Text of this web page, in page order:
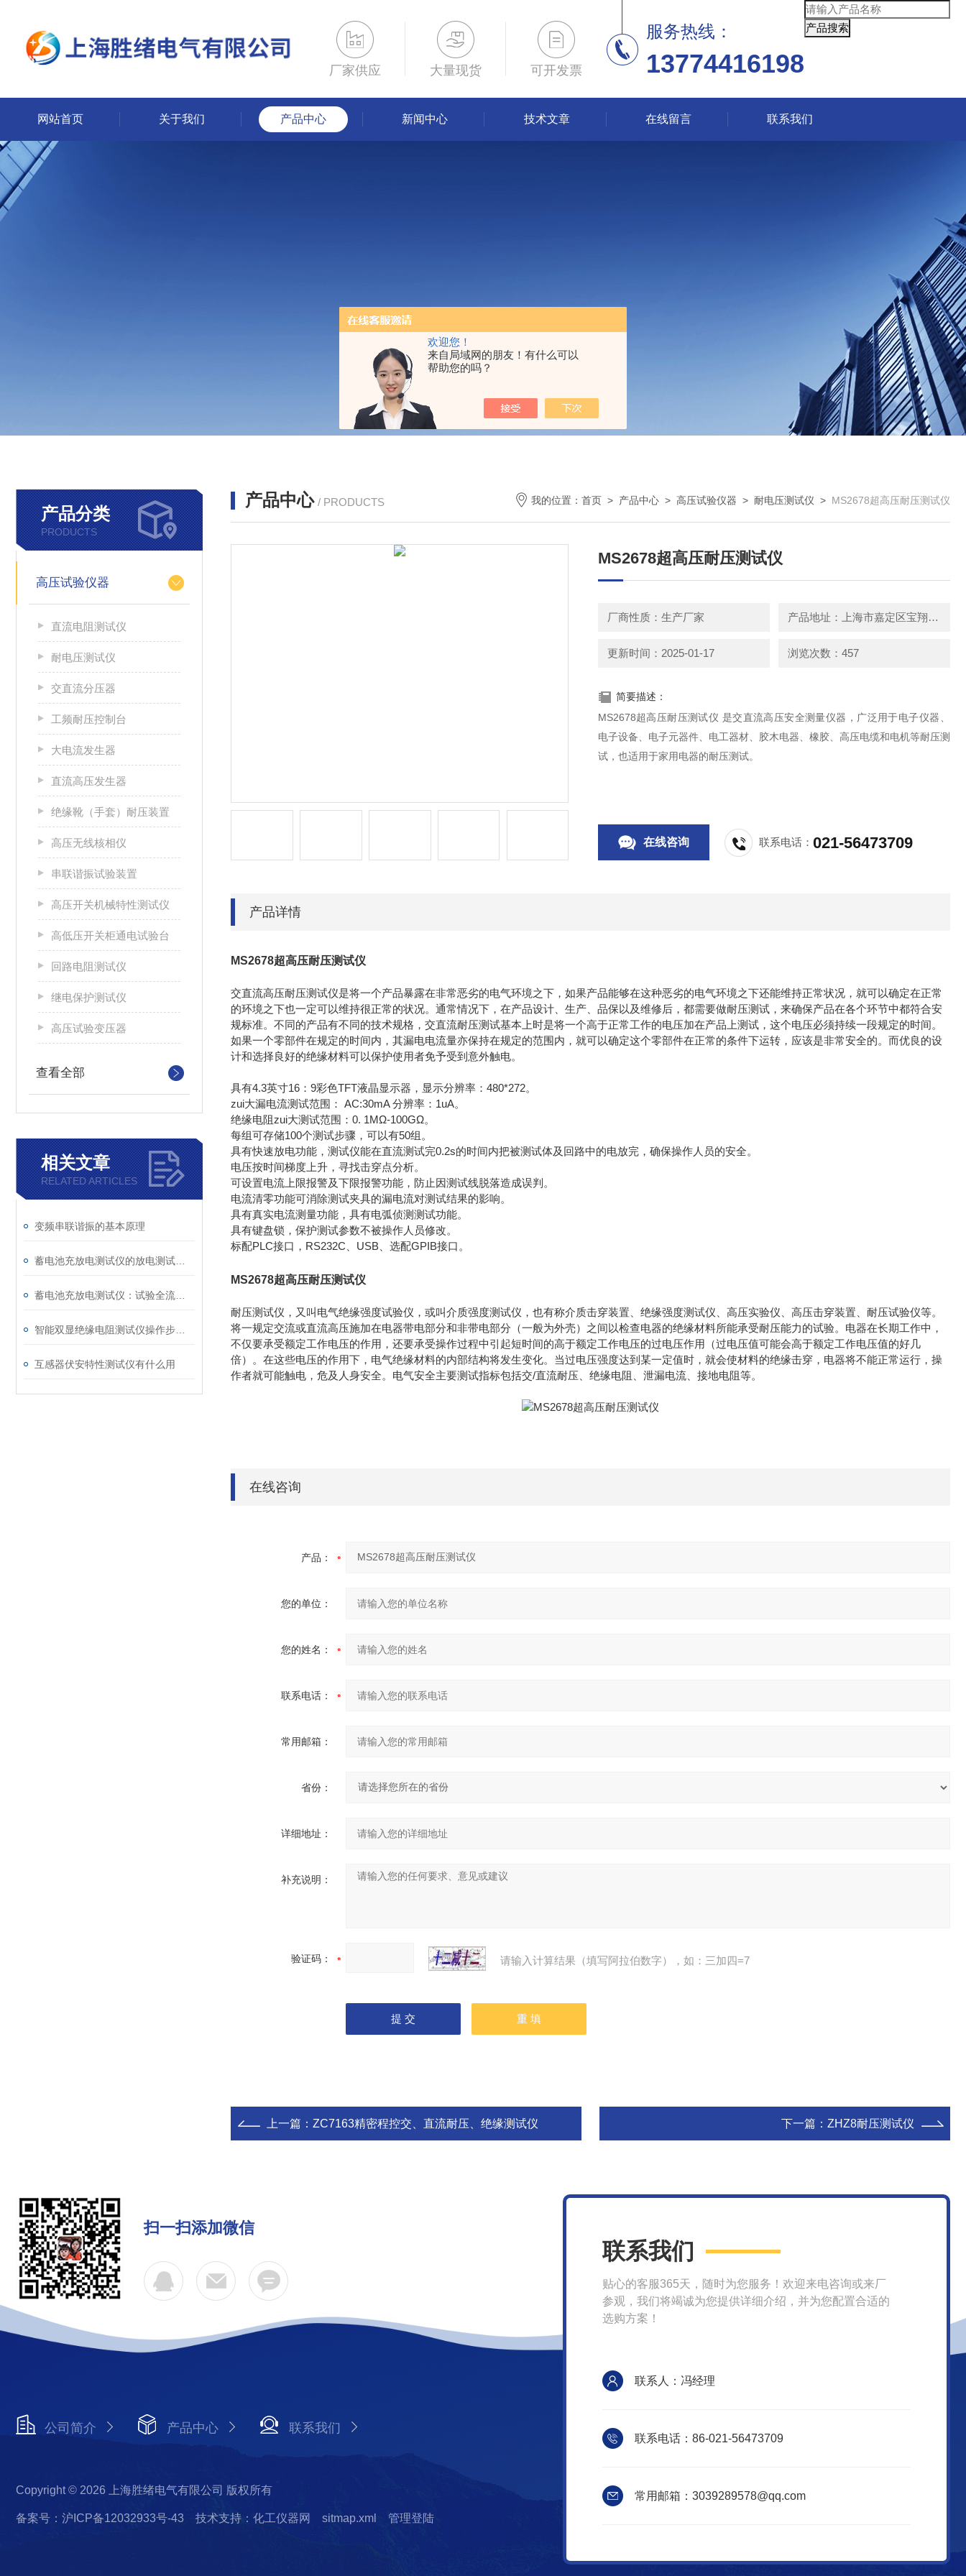
欢迎您！
来自局域网的朋友！有什么可以
帮助您的吗？
厂家供应 大量现货 可开发票
服务热线：
13774416198
网站首页 关于我们 产品中心 新闻中心 技术文章 在线留言 联系我们
产品分类
PRODUCTS
高压试验仪器
直流电阻测试仪
耐电压测试仪
交直流分压器
工频耐压控制台
大电流发生器
直流高压发生器
绝缘靴（手套）耐压装置
高压无线核相仪
串联谐振试验装置
高压开关机械特性测试仪
高低压开关柜通电试验台
回路电阻测试仪
继电保护测试仪
高压试验变压器
查看全部
相关文章
RELATED ARTICLES
变频串联谐振的基本原理
互感器伏安特性测试仪有什么用
产品中心 / PRODUCTS 我的位置： 首页 > 产品中心 > 高压试验仪器 > 耐电压测试仪 > MS2678超高压耐压测试仪
MS2678超高压耐压测试仪
厂商性质：生产厂家 产品地址：上海市嘉定区宝翔路158号
更新时间：2025-01-17 浏览次数：457
简要描述：
MS2678超高压耐压测试仪 是交直流高压安全测量仪器，广泛用于电子仪器、
电子设备、电子元器件、电工器材、胶木电器、橡胶、高压电缆和电机等耐压测
试，也适用于家用电器的耐压测试。
在线咨询 联系电话：021-56473709
产品详情
MS2678超高压耐压测试仪
交直流高压耐压测试仪是将一个产品暴露在非常恶劣的电气环境之下，如果产品能够在这种恶劣的电气环境之下还能维持正常状况，就可以确定在正常
的环境之下也一定可以维持很正常的状况。通常情况下，在产品设计、生产、品保以及维修后，都需要做耐压测试，来确保产品在各个环节中都符合安
规标准。不同的产品有不同的技术规格，交直流耐压测试基本上时是将一个高于正常工作的电压加在产品上测试，这个电压必须持续一段规定的时间。
如果一个零部件在规定的时间内，其漏电电流量亦保持在规定的范围内，就可以确定这个零部件在正常的条件下运转，应该是非常安全的。而优良的设
计和选择良好的绝缘材料可以保护使用者免予受到意外触电。
具有4.3英寸16：9彩色TFT液晶显示器，显示分辨率：480*272。
zui大漏电流测试范围： AC:30mA 分辨率：1uA。
绝缘电阻zui大测试范围：0. 1MΩ-100GΩ。
每组可存储100个测试步骤，可以有50组。
具有快速放电功能，测试仪能在直流测试完0.2s的时间内把被测试体及回路中的电放完，确保操作人员的安全。
电压按时间梯度上升，寻找击穿点分析。
可设置电流上限报警及下限报警功能，防止因测试线脱落造成误判。
电流清零功能可消除测试夹具的漏电流对测试结果的影响。
具有真实电流测量功能，具有电弧侦测测试功能。
具有键盘锁，保护测试参数不被操作人员修改。
标配PLC接口，RS232C、USB、选配GPIB接口。
MS2678超高压耐压测试仪
耐压测试仪，又叫电气绝缘强度试验仪，或叫介质强度测试仪，也有称介质击穿装置、绝缘强度测试仪、高压实验仪、高压击穿装置、耐压试验仪等。
将一规定交流或直流高压施加在电器带电部分和非带电部分（一般为外壳）之间以检查电器的绝缘材料所能承受耐压能力的试验。电器在长期工作中，
不仅要承受额定工作电压的作用，还要承受操作过程中引起短时间的高于额定工作电压的过电压作用（过电压值可能会高于额定工作电压值的好几
倍）。在这些电压的作用下，电气绝缘材料的内部结构将发生变化。当过电压强度达到某一定值时，就会使材料的绝缘击穿，电器将不能正常运行，操
作者就可能触电，危及人身安全。电气安全主要测试指标包括交/直流耐压、绝缘电阻、泄漏电流、接地电阻等。
在线咨询
产品：
您的单位：
您的姓名：
联系电话：
常用邮箱：
省份：
详细地址：
补充说明：
验证码： 请输入计算结果（填写阿拉伯数字），如：三加四=7
上一篇： ZC7163精密程控交、直流耐压、绝缘测试仪 下一篇： ZHZ8耐压测试仪
扫一扫添加微信
公司简介 产品中心 联系我们
Copyright © 2026 上海胜绪电气有限公司 版权所有
备案号：沪ICP备12032933号-43 技术支持：化工仪器网 sitmap.xml 管理登陆
联系我们
贴心的客服365天，随时为您服务！欢迎来电咨询或来厂
参观，我们将竭诚为您提供详细介绍，并为您配置合适的
选购方案！
联系人：冯经理
联系电话：86-021-56473709
常用邮箱：3039289578@qq.com